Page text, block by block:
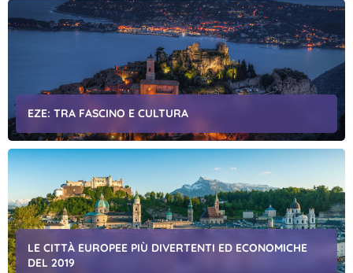
EZE: TRA FASCINO E CULTURA
LE CITTÀ EUROPEE PIÙ DIVERTENTI ED ECONOMICHE
DEL 2019